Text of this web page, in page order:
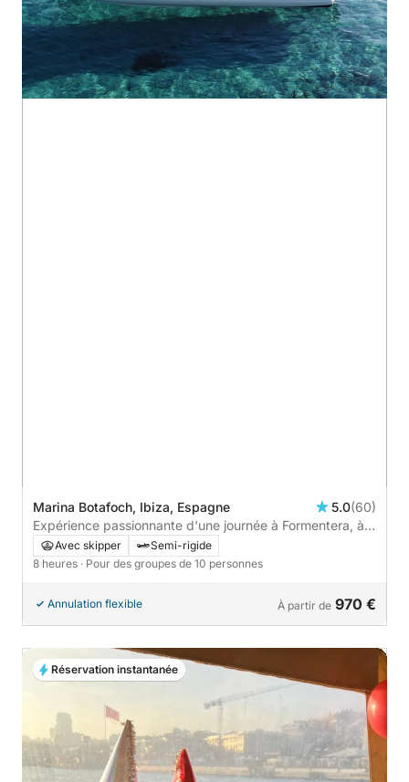
Marina Botafoch, Ibiza, Espagne 5.0(60)
Expérience passionnante d'une journée à Formentera, à
Ses Illetes ou à la plage de Levante 🏖️☀️🌊
Avec skipper
Semi-rigide
8 heures · Pour des groupes de 10 personnes
Annulation flexible À partir de 970 €
Réservation instantanée